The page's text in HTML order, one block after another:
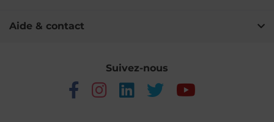
Aide & contact
Suivez-nous